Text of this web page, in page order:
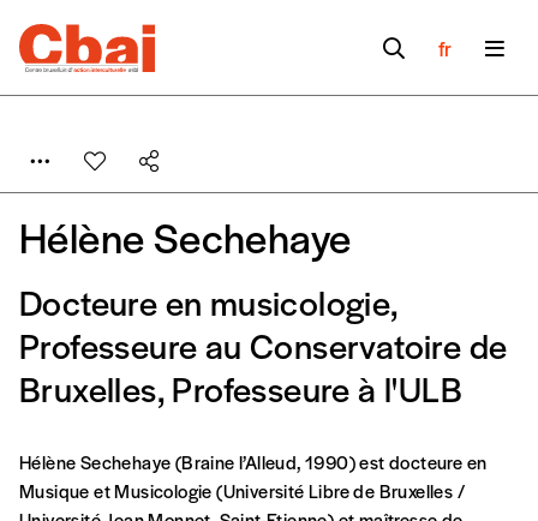
fr
Hélène Sechehaye
Docteure en musicologie,
Professeure au Conservatoire de
Bruxelles, Professeure à l'ULB
Formulaire de
Hélène Sechehaye (Braine l’Alleud, 1990) est docteure en
Musique et Musicologie (Université Libre de Bruxelles /